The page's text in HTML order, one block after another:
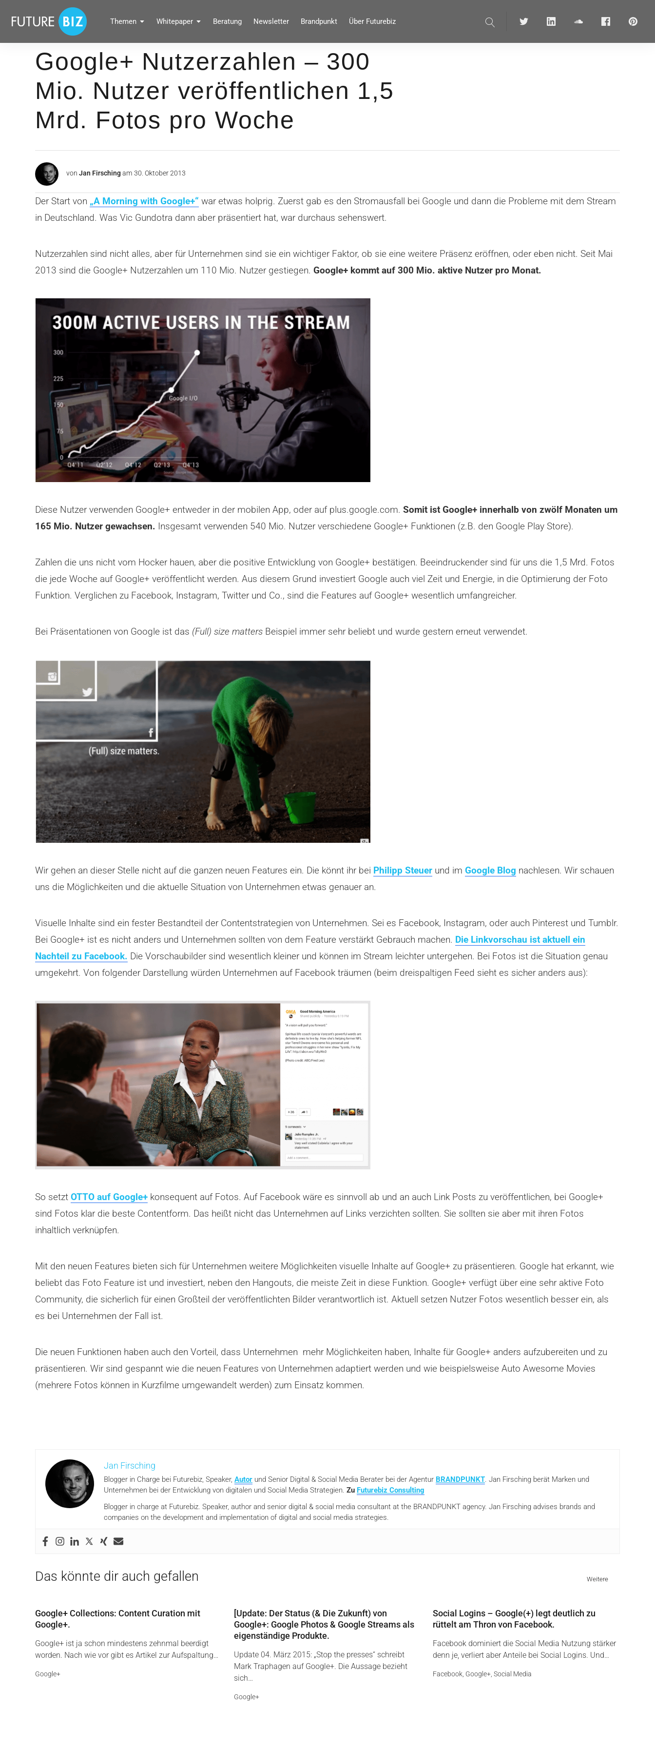
überspringen
FUTUREBIZ
Social Media Marketing Blog für Unternehmen by BRANDPUNKT
Themen Whitepaper Beratung Newsletter Brandpunkt Über Futurebiz
Suche Twitter linkedin soundcloudFacebook
Google+ Nutzerzahlen – 300
Mio. Nutzer veröffentlichen 1,5
Mrd. Fotos pro Woche
von Jan Firsching am 30. Oktober 2013
Der Start von „A Morning with Google+“ war etwas holprig. Zuerst gab es den Stromausfall bei Google und dann die Probleme mit dem Stream
in Deutschland. Was Vic Gundotra dann aber präsentiert hat, war durchaus sehenswert.
Nutzerzahlen sind nicht alles, aber für Unternehmen sind sie ein wichtiger Faktor, ob sie eine weitere Präsenz eröffnen, oder eben nicht. Seit Mai
2013 sind die Google+ Nutzerzahlen um 110 Mio. Nutzer gestiegen. Google+ kommt auf 300 Mio. aktive Nutzer pro Monat.
Diese Nutzer verwenden Google+ entweder in der mobilen App, oder auf plus.google.com. Somit ist Google+ innerhalb von zwölf Monaten um
165 Mio. Nutzer gewachsen. Insgesamt verwenden 540 Mio. Nutzer verschiedene Google+ Funktionen (z.B. den Google Play Store).
Zahlen die uns nicht vom Hocker hauen, aber die positive Entwicklung von Google+ bestätigen. Beeindruckender sind für uns die 1,5 Mrd. Fotos
die jede Woche auf Google+ veröffentlicht werden. Aus diesem Grund investiert Google auch viel Zeit und Energie, in die Optimierung der Foto
Funktion. Verglichen zu Facebook, Instagram, Twitter und Co., sind die Features auf Google+ wesentlich umfangreicher.
Bei Präsentationen von Google ist das (Full) size matters Beispiel immer sehr beliebt und wurde gestern erneut verwendet.
Wir gehen an dieser Stelle nicht auf die ganzen neuen Features ein. Die könnt ihr bei Philipp Steuer und im Google Blog nachlesen. Wir schauen
uns die Möglichkeiten und die aktuelle Situation von Unternehmen etwas genauer an.
Visuelle Inhalte sind ein fester Bestandteil der Contentstrategien von Unternehmen. Sei es Facebook, Instagram, oder auch Pinterest und Tumblr.
Bei Google+ ist es nicht anders und Unternehmen sollten von dem Feature verstärkt Gebrauch machen. Die Linkvorschau ist aktuell ein
Nachteil zu Facebook. Die Vorschaubilder sind wesentlich kleiner und können im Stream leichter untergehen. Bei Fotos ist die Situation genau
umgekehrt. Von folgender Darstellung würden Unternehmen auf Facebook träumen (beim dreispaltigen Feed sieht es sicher anders aus):
So setzt OTTO auf Google+ konsequent auf Fotos. Auf Facebook wäre es sinnvoll ab und an auch Link Posts zu veröffentlichen, bei Google+
sind Fotos klar die beste Contentform. Das heißt nicht das Unternehmen auf Links verzichten sollten. Sie sollten sie aber mit ihren Fotos
inhaltlich verknüpfen.
Mit den neuen Features bieten sich für Unternehmen weitere Möglichkeiten visuelle Inhalte auf Google+ zu präsentieren. Google hat erkannt, wie
beliebt das Foto Feature ist und investiert, neben den Hangouts, die meiste Zeit in diese Funktion. Google+ verfügt über eine sehr aktive Foto
Community, die sicherlich für einen Großteil der veröffentlichten Bilder verantwortlich ist. Aktuell setzen Nutzer Fotos wesentlich besser ein, als
es bei Unternehmen der Fall ist.
Die neuen Funktionen haben auch den Vorteil, dass Unternehmen mehr Möglichkeiten haben, Inhalte für Google+ anders aufzubereiten und zu
präsentieren. Wir sind gespannt wie die neuen Features von Unternehmen adaptiert werden und wie beispielsweise Auto Awesome Movies
(mehrere Fotos können in Kurzfilme umgewandelt werden) zum Einsatz kommen.
Jan Firsching
Blogger in Charge bei Futurebiz, Speaker, Autor und Senior Digital & Social Media Berater bei der Agentur BRANDPUNKT. Jan Firsching berät Marken und
Unternehmen bei der Entwicklung von digitalen und Social Media Strategien. Zu Futurebiz Consulting
Blogger in charge at Futurebiz. Speaker, author and senior digital & social media consultant at the BRANDPUNKT agency. Jan Firsching advises brands and
companies on the development and implementation of digital and social media strategies.
Das könnte dir auch gefallen Weitere
Google+ Collections: Content Curation mit
Google+.
Google+ ist ja schon mindestens zehnmal beerdigt
worden. Nach wie vor gibt es Artikel zur Aufspaltung…
Google+
[Update: Der Status (& Die Zukunft) von
Google+: Google Photos & Google Streams als
eigenständige Produkte.
Update 04. März 2015: „Stop the presses“ schreibt
Mark Traphagen auf Google+. Die Aussage bezieht
sich…
Google+
Social Logins – Google(+) legt deutlich zu
rüttelt am Thron von Facebook.
Facebook dominiert die Social Media Nutzung stärker
denn je, verliert aber Anteile bei Social Logins. Und…
Facebook, Google+, Social Media